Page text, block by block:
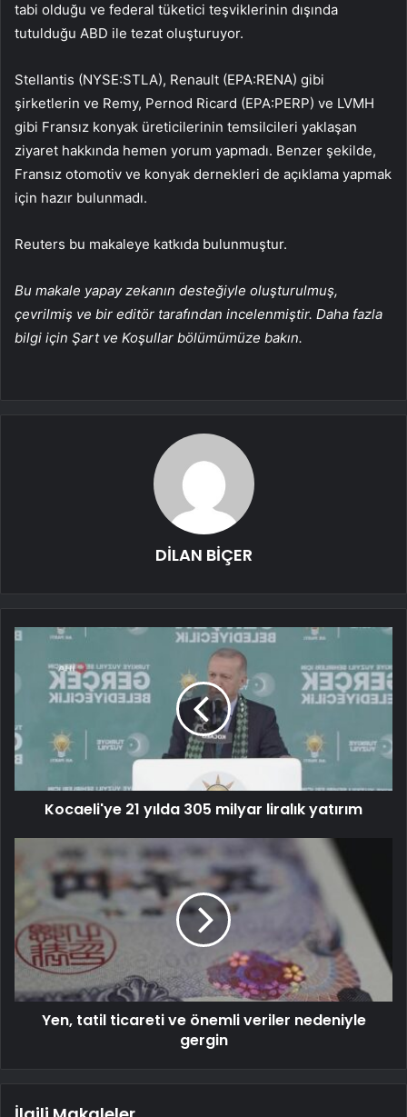
tabi olduğu ve federal tüketici teşviklerinin dışında
tutulduğu ABD ile tezat oluşturuyor.
Stellantis (NYSE:STLA), Renault (EPA:RENA) gibi
şirketlerin ve Remy, Pernod Ricard (EPA:PERP) ve LVMH
gibi Fransız konyak üreticilerinin temsilcileri yaklaşan
ziyaret hakkında hemen yorum yapmadı. Benzer şekilde,
Fransız otomotiv ve konyak dernekleri de açıklama yapmak
için hazır bulunmadı.
Reuters bu makaleye katkıda bulunmuştur.
Bu makale yapay zekanın desteğiyle oluşturulmuş,
çevrilmiş ve bir editör tarafından incelenmiştir. Daha fazla
bilgi için Şart ve Koşullar bölümümüze bakın.
DİLAN BİÇER
Kocaeli'ye 21 yılda 305 milyar liralık yatırım
Yen, tatil ticareti ve önemli veriler nedeniyle
gergin